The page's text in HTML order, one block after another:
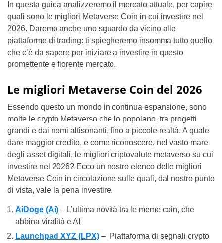
In questa guida analizzeremo il mercato attuale, per capire
quali sono le migliori Metaverse Coin in cui investire nel
2026. Daremo anche uno sguardo da vicino alle
piattaforme di trading: ti spiegheremo insomma tutto quello
che c’è da sapere per iniziare a investire in questo
promettente e fiorente mercato.
Le migliori Metaverse Coin del 2026
Essendo questo un mondo in continua espansione, sono
molte le crypto Metaverso che lo popolano, tra progetti
grandi e dai nomi altisonanti, fino a piccole realtà. A quale
dare maggior credito, e come riconoscere, nel vasto mare
degli asset digitali, le migliori criptovalute metaverso su cui
investire nel 2026? Ecco un nostro elenco delle migliori
Metaverse Coin in circolazione sulle quali, dal nostro punto
di vista, vale la pena investire.
AiDoge (Ai)– L’ultima novità tra le meme coin, che
abbina viralità e AI
Launchpad XYZ (LPX)– Piattaforma di segnali crypto